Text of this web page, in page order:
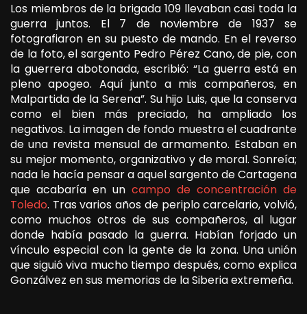
Los miembros de la brigada 109 llevaban casi toda la
guerra juntos. El 7 de noviembre de 1937 se
fotografiaron en su puesto de mando. En el reverso
de la foto, el sargento Pedro Pérez Cano, de pie, con
la guerrera abotonada, escribió: “La guerra está en
pleno apogeo. Aquí junto a mis compañeros, en
Malpartida de la Serena”. Su hijo Luis, que la conserva
como el bien más preciado, ha ampliado los
negativos. La imagen de fondo muestra el cuadrante
de una revista mensual de armamento. Estaban en
su mejor momento, organizativo y de moral. Sonreía;
nada le hacía pensar a aquel sargento de Cartagena
que acabaría en un campo de concentración de
Toledo. Tras varios años de periplo carcelario, volvió,
como muchos otros de sus compañeros, al lugar
donde había pasado la guerra. Habían forjado un
vínculo especial con la gente de la zona. Una unión
que siguió viva mucho tiempo después, como explica
Gonzálvez en sus memorias de la Siberia extremeña.